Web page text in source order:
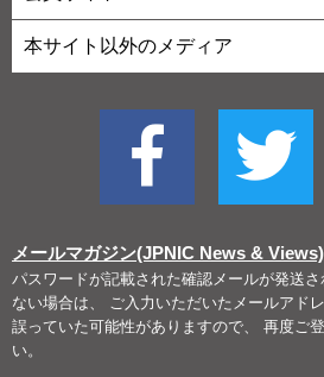
本サイト以外のメディア
メールマガジン(JPNIC News & Views)
パスワードが記載された確認メールが発送
ない場合は、 ご入力いただいたメールアド
誤っていた可能性がありますので、 再度ご
い。